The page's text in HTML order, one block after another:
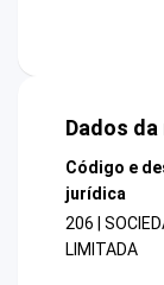
Dados
Código e
jurídica
206 |
LIMITADA